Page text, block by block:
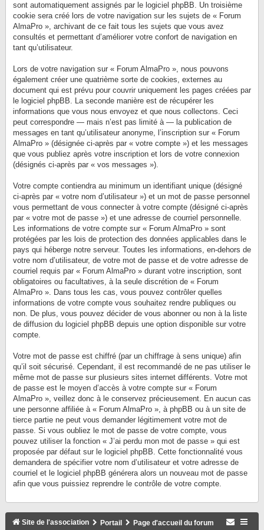
sont automatiquement assignés par le logiciel phpBB. Un troisième
cookie sera créé lors de votre navigation sur les sujets de « Forum
AlmaPro », archivant de ce fait tous les sujets que vous avez
consultés et permettant d’améliorer votre confort de navigation en
tant qu’utilisateur.
Lors de votre navigation sur « Forum AlmaPro », nous pouvons
également créer une quatrième sorte de cookies, externes au
document qui est prévu pour couvrir uniquement les pages créées par
le logiciel phpBB. La seconde manière est de récupérer les
informations que vous nous envoyez et que nous collectons. Ceci
peut correspondre — mais n’est pas limité à — la publication de
messages en tant qu’utilisateur anonyme, l’inscription sur « Forum
AlmaPro » (désignée ci-après par « votre compte ») et les messages
que vous publiez après votre inscription et lors de votre connexion
(désignés ci-après par « vos messages »).
Votre compte contiendra au minimum un identifiant unique (désigné
ci-après par « votre nom d’utilisateur ») et un mot de passe personnel
vous permettant de vous connecter à votre compte (désigné ci-après
par « votre mot de passe ») et une adresse de courriel personnelle.
Les informations de votre compte sur « Forum AlmaPro » sont
protégées par les lois de protection des données applicables dans le
pays qui héberge notre serveur. Toutes les informations, en-dehors de
votre nom d’utilisateur, de votre mot de passe et de votre adresse de
courriel requis par « Forum AlmaPro » durant votre inscription, sont
obligatoires ou facultatives, à la seule discrétion de « Forum
AlmaPro ». Dans tous les cas, vous pouvez contrôler quelles
informations de votre compte vous souhaitez rendre publiques ou
non. De plus, vous pouvez décider de vous abonner ou non à la liste
de diffusion du logiciel phpBB depuis une option disponible sur votre
compte.
Votre mot de passe est chiffré (par un chiffrage à sens unique) afin
qu’il soit sécurisé. Cependant, il est recommandé de ne pas utiliser le
même mot de passe sur plusieurs sites internet différents. Votre mot
de passe est le moyen d’accès à votre compte sur « Forum
AlmaPro », veillez donc à le conservez précieusement. En aucun cas
une personne affiliée à « Forum AlmaPro », à phpBB ou à un site de
tierce partie ne peut vous demander légitimement votre mot de
passe. Si vous oubliez le mot de passe de votre compte, vous
pouvez utiliser la fonction « J’ai perdu mon mot de passe » qui est
proposée par défaut sur le logiciel phpBB. Cette fonctionnalité vous
demandera de spécifier votre nom d’utilisateur et votre adresse de
courriel et le logiciel phpBB générera alors un nouveau mot de passe
afin que vous puissiez reprendre le contrôle de votre compte.
Site de l'association Portail Page d'accueil du forum